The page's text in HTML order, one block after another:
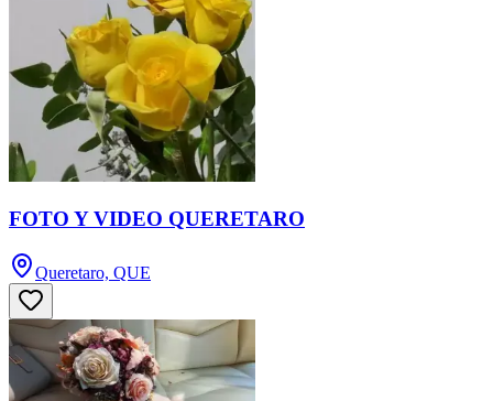
FOTO Y VIDEO QUERETARO
Queretaro, QUE